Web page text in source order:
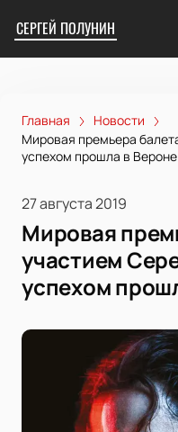
СЕРГЕЙ ПОЛУНИН
Главная
Новости
Мировая премьера
успехом прошла в Вероне
27 августа 2019
Мировая
участием
успехом